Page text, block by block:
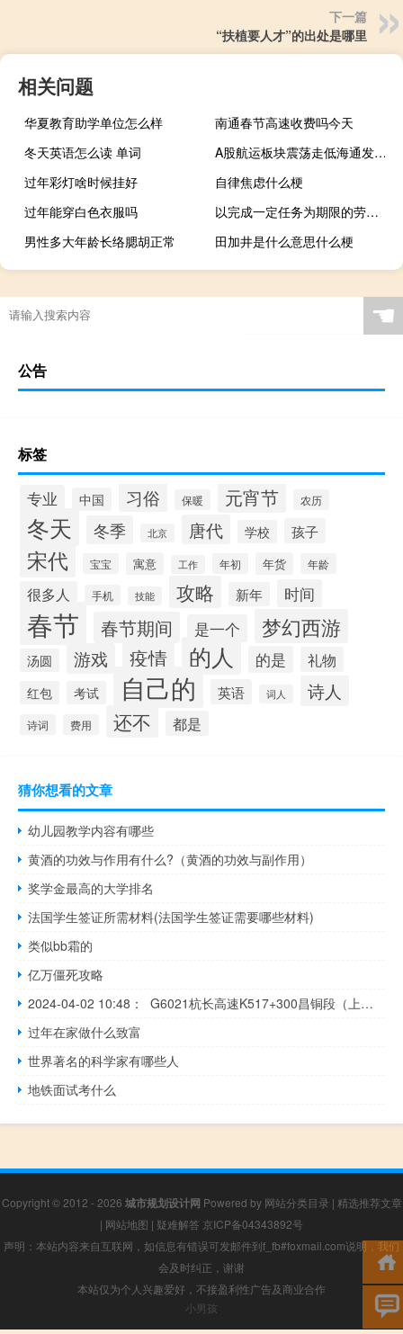
下一篇
“扶植要人才”的出处是哪里
相关问题
华夏教育助学单位怎么样
南通春节高速收费吗今天
冬天英语怎么读 单词
A股航运板块震荡走低海通发展触及跌停宁波远洋跌近6%连云港、招商南油、国航远洋、兴通股份等跟跌
过年彩灯啥时候挂好
自律焦虑什么梗
过年能穿白色衣服吗
以完成一定任务为期限的劳动合同
男性多大年龄长络腮胡正常
田加井是什么意思什么梗
☚
公告
标签
专业 中国 习俗 保暖 元宵节 农历
冬天 冬季 北京 唐代 学校 孩子
宋代 宝宝 寓意 工作 年初 年货 年龄
很多人 手机 技能 攻略 新年 时间
春节 春节期间 是一个 梦幻西游
汤圆 游戏 疫情 的人 的是 礼物
红包 考试 自己的 英语 词人 诗人
诗词 费用 还不 都是
猜你想看的文章
幼儿园教学内容有哪些
黄酒的功效与作用有什么?（黄酒的功效与副作用）
奖学金最高的大学排名
法国学生签证所需材料(法国学生签证需要哪些材料)
类似bb霜的
亿万僵死攻略
2024-04-02 10:48： G6021杭长高速K517+300昌铜段（上富收费站至会埠收费站区间，往铜鼓方向）发生一起两辆小车追尾事故，单道缓慢通行。~y​​​
过年在家做什么致富
世界著名的科学家有哪些人
地铁面试考什么
Copyright © 2012 - 2026 城市规划设计网 Powered by 网站分类目录 | 精选推荐文章
| 网站地图 | 疑难解答 京ICP备04343892号
声明：本站内容来自互联网，如信息有错误可发邮件到f_fb#foxmail.com说明，我们
会及时纠正，谢谢
本站仅为个人兴趣爱好，不接盈利性广告及商业合作
小男孩